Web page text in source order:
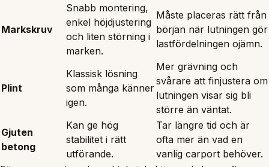
Markskruv
Snabb montering,
enkel höjdjustering
och liten störning i
marken.
Måste placeras rätt från
början när lutningen gör
lastfördelningen ojämn.
Plint
Klassisk lösning
som många känner
igen.
Mer grävning och
svårare att finjustera om
lutningen visar sig bli
större än väntat.
Gjuten
betong
Kan ge hög
stabilitet i rätt
utförande.
Tar längre tid och är
ofta mer än vad en
vanlig carport behöver.